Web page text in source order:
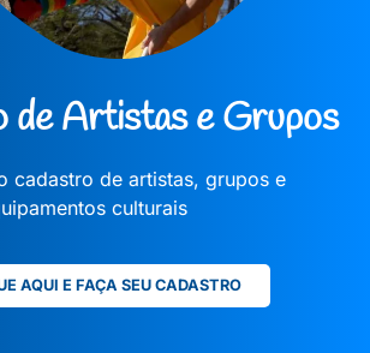
de Artistas e Grupos
cadastro de artistas, grupos e
culturais
AQUI E FAÇA SEU CADASTRO